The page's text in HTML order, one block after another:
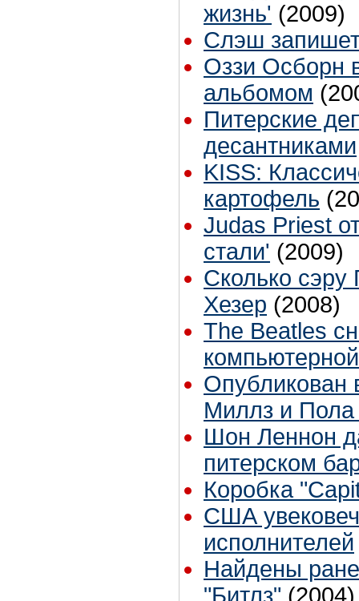
жизнь' (2009)
Слэш
Оззи Осборн
альбомом
Питерские
десантниками
KISS:
картофель
Judas Priest
стали' (2009)
Сколько
Хезер (2008)
The Beatles
Опубликован
Миллз и Пола
Шон Леннон
питерском
Коробка
США
исполнителей
Найдены
"Битлз" (2004)